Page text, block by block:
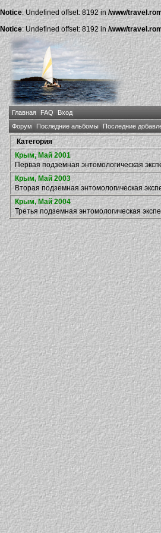
Notice: Undefined offset: 8192 in /www/
Notice: Undefined offset: 8192 in/www/
Главная FAQ
Вход
Форум
Последние альбомы Последние
Категория
Крым, Май 2001
Первая подземная энтомологическая
Крым, Май 2003
Вторая подземная энтомологическая
Крым, Май 2004
Третья подземная энтомологическая